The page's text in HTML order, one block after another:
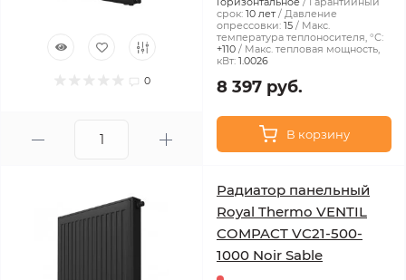
0
срок: 10 лет
Давление
опрессовки: 15
Макс.
температура теплоносителя, °С:
+110
Макс. тепловая мощность,
кВт: 1.0026
8 397 руб.
В корзину
Радиатор панельный
Royal Thermo VENTIL
COMPACT VC21-500-
1000 Noir Sable